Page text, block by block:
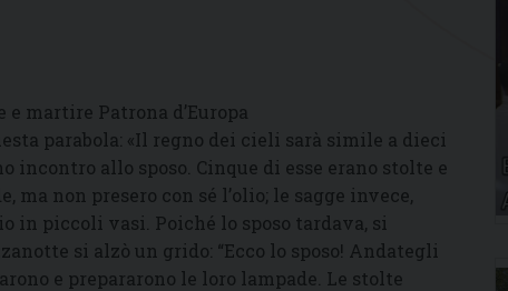
martire Patrona d’Europa
parabola: «Il regno dei cieli sarà simile a dieci
incontro allo sposo. Cinque di esse erano stolte e
ma non presero con sé l’olio; le sagge invece,
in piccoli vasi. Poiché lo sposo tardava, si
si alzò un grido: “Ecco lo sposo! Andategli
e prepararono le loro lampade. Le stolte